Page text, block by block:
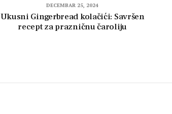
DECEMBAR 25, 2024
Ukusni Gingerbread kolačići: Savršen
recept za prazničnu čaroliju